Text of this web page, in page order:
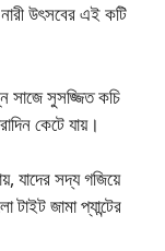
নারী উৎসবের এই কটি
সাজে সুসজ্জিত কচি
কেটে যায়।
যাদের সদ্য গজিয়ে
জামা প্যান্টের